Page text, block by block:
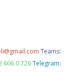
Teams:
606 0 726 Telegram: